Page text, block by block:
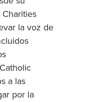
Charities
la voz de
a las
por la